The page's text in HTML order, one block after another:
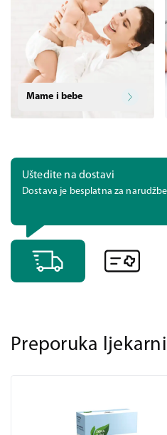
Mame i bebe
Uštedite na dostavi
Dostava je besplatna za
Preporuka